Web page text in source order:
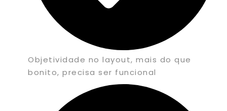
Objetividade no layout, mais do que
bonito, precisa ser funcional